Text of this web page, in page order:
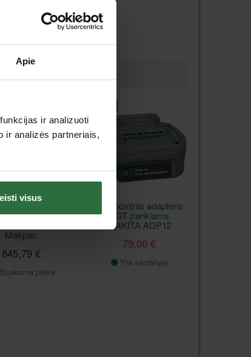
Apie
ir analizuoti
ir analizės partneriais,
visus
MAKITA 40V
Makpac
845,79 €
prekė
Diagnostinis adapteris
XGT įrankiams
MAKITA ADP12
79,00 €
Yra sandėlyje